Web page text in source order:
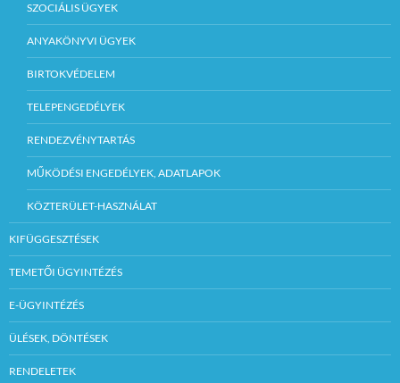
SZOCIÁLIS ÜGYEK
ANYAKÖNYVI ÜGYEK
BIRTOKVÉDELEM
TELEPENGEDÉLYEK
RENDEZVÉNYTARTÁS
MŰKÖDÉSI ENGEDÉLYEK, ADATLAPOK
KÖZTERÜLET-HASZNÁLAT
KIFÜGGESZTÉSEK
TEMETŐI ÜGYINTÉZÉS
E-ÜGYINTÉZÉS
ÜLÉSEK, DÖNTÉSEK
RENDELETEK